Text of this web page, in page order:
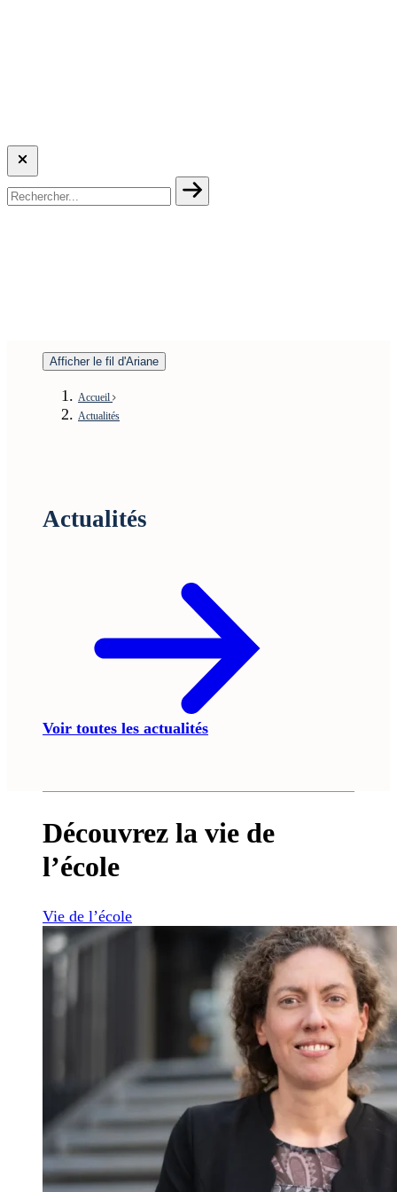
Afficher le fil d'Ariane
Accueil
Actualités
Actualités
Voir toutes les actualités
Découvrez la vie de
l’école
Vie de l’école